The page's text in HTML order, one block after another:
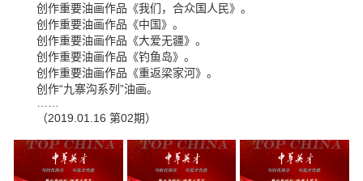
创作重要油画作品《我们，合众国人民》。
创作重要油画作品《中国》。
创作重要油画作品《大爱无疆》。
创作重要油画作品《钓鱼岛》。
创作重要油画作品《重返梁家河》。
创作“九寨沟系列”油画。
……
（2019.01.16 第02期）